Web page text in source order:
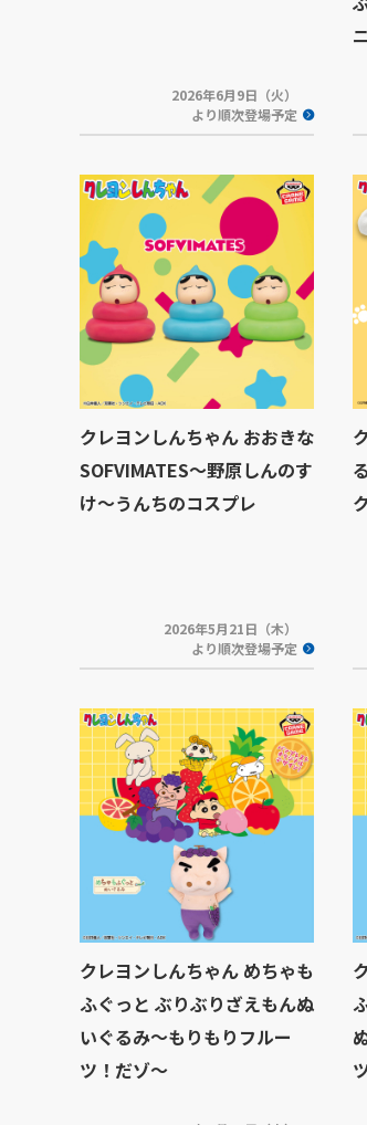
2026年6月9日（火）
より順次登場予定
クレヨンしんちゃん おおきな
SOFVIMATES～野原しんのす
け～うんちのコスプレ
2026年5月21日（木）
より順次登場予定
クレヨンしんちゃん めちゃも
ふぐっと ぶりぶりざえもんぬ
いぐるみ～もりもりフルー
ツ！だゾ～